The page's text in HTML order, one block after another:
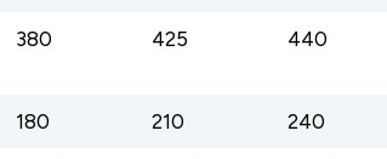
380 425 440
180 210 240